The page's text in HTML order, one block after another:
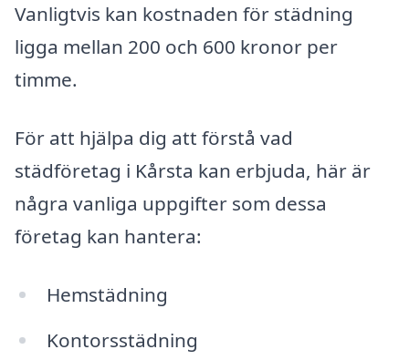
Vanligtvis kan kostnaden för städning
ligga mellan 200 och 600 kronor per
timme.
För att hjälpa dig att förstå vad
städföretag i Kårsta kan erbjuda, här är
några vanliga uppgifter som dessa
företag kan hantera:
Hemstädning
Kontorsstädning